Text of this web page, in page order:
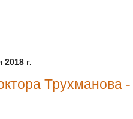
2018 г.
Трухманова -